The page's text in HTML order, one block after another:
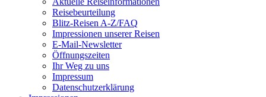
Reisebeurteilung
Blitz-Reisen A-Z/FAQ
Impressionen unserer Reisen
E-Mail-Newsletter
Öffnungszeiten
Ihr Weg zu uns
Impressum
Datenschutzerklärung